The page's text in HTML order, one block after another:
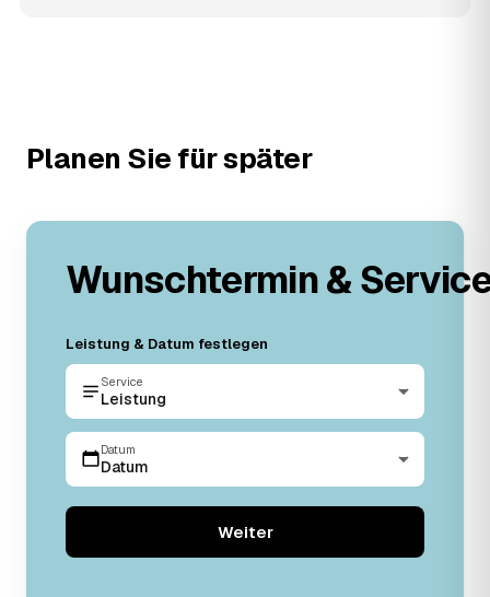
Planen Sie für später
Wunschtermin &
Leistung & Datum festlegen
Service
Leistung
Datum
Datum
Weiter